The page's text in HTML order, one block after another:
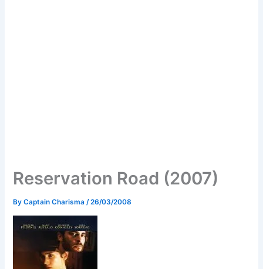
Reservation Road (2007)
ByCaptain Charisma /26/03/2008